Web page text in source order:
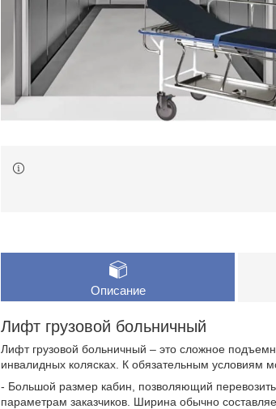
Описание
Лифт грузовой больничный
Лифт грузовой больничный – это сложное
инвалидных колясках. К обязательным условиям
- Большой размер кабин, позволяющий
параметрам заказчиков. Ширина обычно